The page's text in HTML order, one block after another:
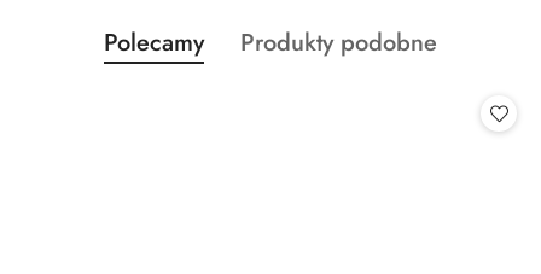
Pomiń karuzelę produktów
Produkty
o
Polecamy
Produkty
Produkty podobne